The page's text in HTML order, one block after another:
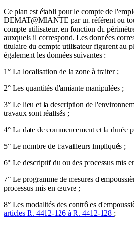
Ce plan est établi pour le compte de
DEMAT@MIANTE par un référent ou
compte utilisateur, en fonction du
auxquels il correspond. Les données
titulaire du compte utilisateur figurent au
également les données suivantes :
1° La localisation de la zone à traiter ;
2° Les quantités d'amiante manipulées ;
3° Le lieu et la description de
travaux sont réalisés ;
4° La date de commencement et la durée
5° Le nombre de travailleurs impliqués ;
6° Le descriptif du ou des processus mis
7° Le programme de mesures
processus mis en œuvre ;
8° Les modalités des contrôles
articles R. 4412-126 à R. 4412-128 ;